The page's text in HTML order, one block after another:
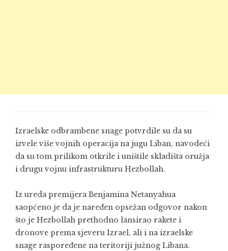
Izraelske odbrambene snage potvrdile su da su
izvele više vojnih operacija na jugu Liban, navodeći
da su tom prilikom otkrile i uništile skladišta oružja
i drugu vojnu infrastrukturu Hezbollah.
Iz ureda premijeraBenjamina Netanyahua
saopćeno je da je naređen opsežan odgovor nakon
što je Hezbollah prethodno lansirao rakete i
dronove prema sjeveru Izrael, ali i na izraelske
snage raspoređene na teritoriji južnog Libana.